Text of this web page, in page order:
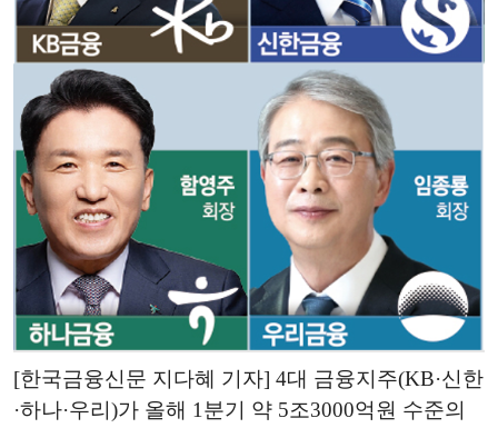
[한국금융신문 지다혜 기자] 4대 금융지주(KB·신한
·하나·우리)가 올해 1분기 약 5조3000억원 수준의